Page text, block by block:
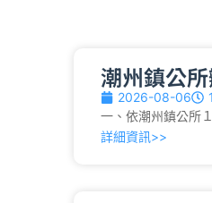
潮州鎮公
2026-08-06
一、依潮州鎮公所
詳細資訊>>